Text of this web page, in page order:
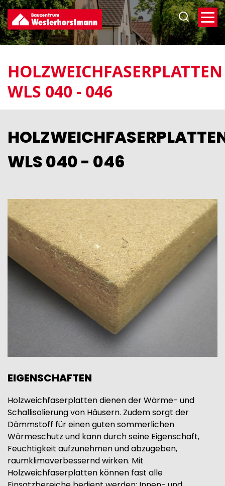
Direkt
zum
Inhalt
HOLZWEICHFASERPLATTEN
WLS 040 - 046
WLS 040 - 046
EIGENSCHAFTEN
Holzweichfaserplatten dienen der Wärme- und
Schallisolierung von Häusern. Zudem sorgt der
Dämmstoff für einen guten sommerlichen
Wärmeschutz und kann durch seine Eigenschaft,
Feuchtigkeit aufzunehmen und abzugeben,
raumklimaverbessernd wirken. Mit
Holzweichfaserplatten können fast alle